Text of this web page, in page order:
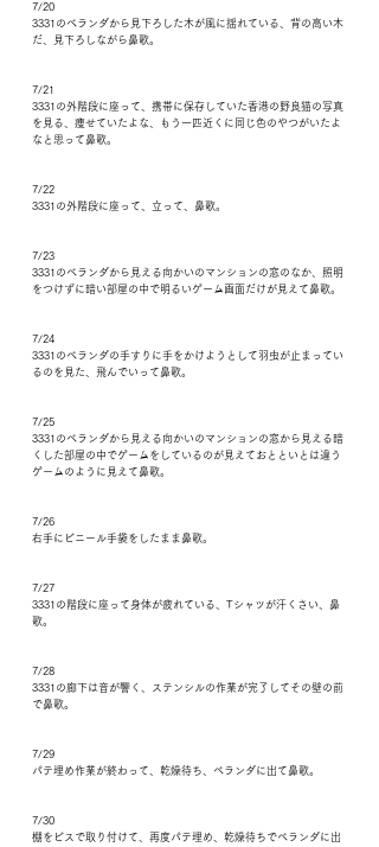
7/20
3331のベランダから見下ろした木が風に揺れている、背の高い木
だ、見下ろしながら鼻歌。
7/21
3331の外階段に座って、携帯に保存していた香港の野良猫の写真
を見る、痩せていたよな、もう一匹近くに同じ色のやつがいたよ
なと思って鼻歌。
7/22
3331の外階段に座って、立って、鼻歌。
7/23
3331のベランダから見える向かいのマンションの窓のなか、照明
をつけずに暗い部屋の中で明るいゲーム画面だけが見えて鼻歌。
7/24
3331のベランダの手すりに手をかけようとして羽虫が止まってい
るのを見た、飛んでいって鼻歌。
7/25
3331のベランダから見える向かいのマンションの窓から見える暗
くした部屋の中でゲームをしているのが見えておとといとは違う
ゲームのように見えて鼻歌。
7/26
右手にビニール手袋をしたまま鼻歌。
7/27
3331の階段に座って身体が疲れている、Tシャツが汗くさい、鼻
歌。
7/28
3331の廊下は音が響く、ステンシルの作業が完了してその壁の前
で鼻歌。
7/29
パテ埋め作業が終わって、乾燥待ち、ベランダに出て鼻歌。
7/30
棚をビスで取り付けて、再度パテ埋め、乾燥待ちでベランダに出